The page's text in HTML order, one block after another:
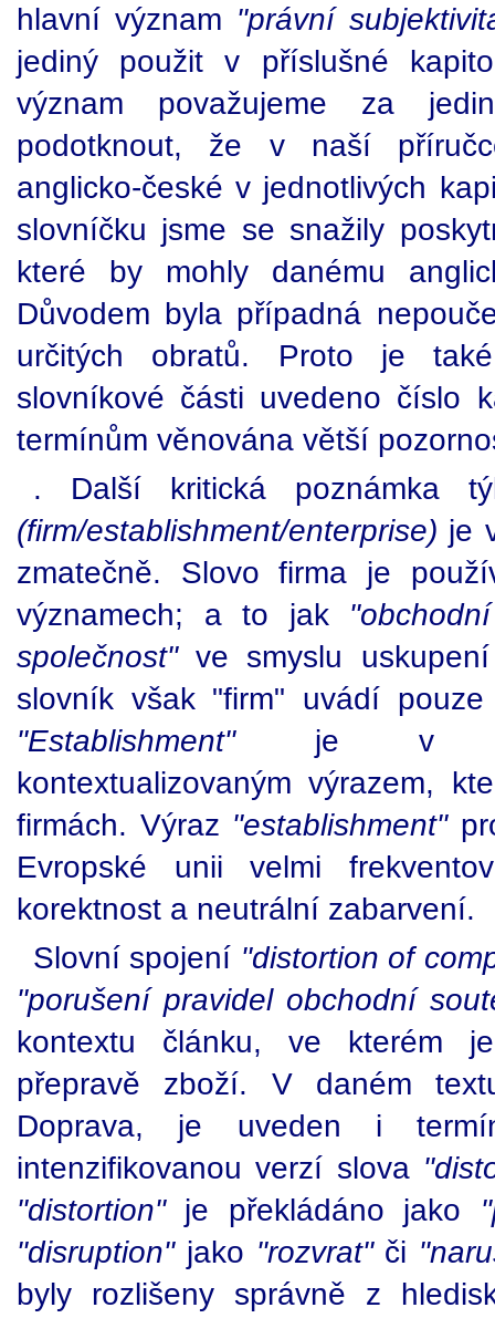
hlavní význam "právní
jediný použit v příslušné
význam považujeme za
podotknout, že v naší
anglicko-české v jednotlivých
slovníčku jsme se snažily
které by mohly danému
Důvodem byla případná
určitých obratů. Proto je
slovníkové části uvedeno číslo
termínům věnována větší
. Další kritická poznámka
(firm/establishment/enterprise) je
zmatečně. Slovo firma je
významech; a to jak
společnost"ve smyslu uskupení
slovník však "firm" uvádí
"Establishment"je v
kontextualizovaným výrazem,
firmách. Výraz "establishment"
Evropské unii velmi
korektnost a neutrální zabarvení.
Slovní spojení "distortion of
"porušení pravidel obchodní
kontextu článku, ve kterém
přepravě zboží. V daném
Doprava, je uveden i
intenzifikovanou verzí slova
"distortion"je překládáno jako
"disruption"jako "rozvrat"či
byly rozlišeny správně z